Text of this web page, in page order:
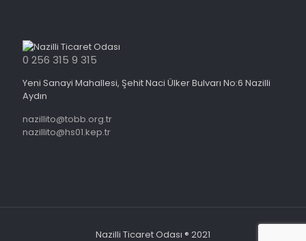
0 256 315 9 315
Yeni Sanayi Mahallesi, Şehit Naci Ülker Bulvarı No:6 Nazilli
Aydın
nazillito@tobb.org.tr
nazillito@hs01.kep.tr
Nazilli Ticaret Odası ® 2021